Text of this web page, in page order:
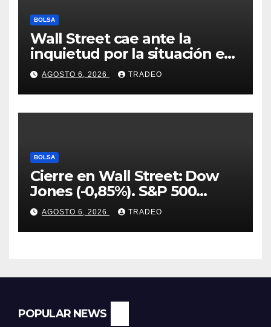
BOLSA
Wall Street cae ante la
inquietud por la situación en
Ormuz
AGOSTO 6, 2026 TRADEO
BOLSA
Cierre en Wall Street: Dow
Jones (-0,85%). S&P 500
(-0,18%) y Nasdaq (-0,06%)
AGOSTO 6, 2026 TRADEO
POPULAR NEWS